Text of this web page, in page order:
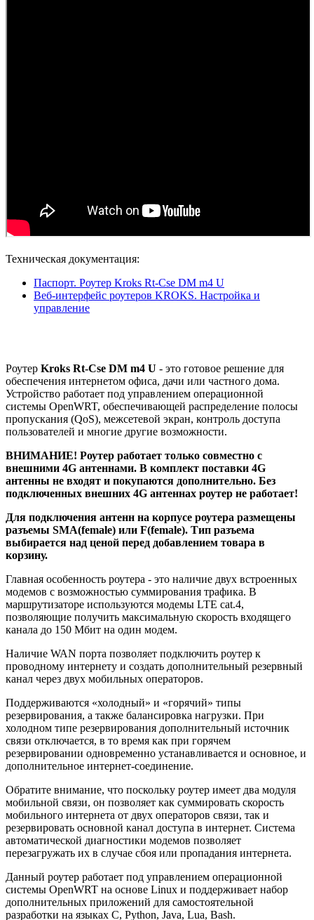
Техническая документация:
Паспорт. Роутер Kroks Rt-Cse DM m4 U
Веб-интерфейс роутеров KROKS. Настройка и
управление
Роутер Kroks Rt-Cse DM m4 U - это готовое решение для
обеспечения интернетом офиса, дачи или частного дома.
Устройство работает под управлением операционной
системы OpenWRT, обеспечивающей распределение полосы
пропускания (QoS), межсетевой экран, контроль доступа
пользователей и многие другие возможности.
ВНИМАНИЕ! Роутер работает только совместно с
внешними 4G антеннами. В комплект поставки 4G
антенны не входят и покупаются дополнительно. Без
подключенных внешних 4G антеннах роутер не работает!
Для подключения антенн на корпусе роутера размещены
разъемы SMA(female) или F(female). Тип разъема
выбирается над ценой перед добавлением товара в
корзину.
Главная особенность роутера - это наличие двух встроенных
модемов с возможностью суммирования трафика. В
маршрутизаторе используются модемы LTE cat.4,
позволяющие получить максимальную скорость входящего
канала до 150 Мбит на один модем.
Наличие WAN порта позволяет подключить роутер к
проводному интернету и создать дополнительный резервный
канал через двух мобильных операторов.
Поддерживаются «холодный» и «горячий» типы
резервирования, а также балансировка нагрузки. При
холодном типе резервирования дополнительный источник
связи отключается, в то время как при горячем
резервировании одновременно устанавливается и основное, и
дополнительное интернет-соединение.
Обратите внимание, что поскольку роутер имеет два модуля
мобильной связи, он позволяет как суммировать скорость
мобильного интернета от двух операторов связи, так и
резервировать основной канал доступа в интернет. Система
автоматической диагностики модемов позволяет
перезагружать их в случае сбоя или пропадания интернета.
Данный роутер работает под управлением операционной
системы OpenWRT на основе Linux и поддерживает набор
дополнительных приложений для самостоятельной
разработки на языках C, Python, Java, Lua, Bash.